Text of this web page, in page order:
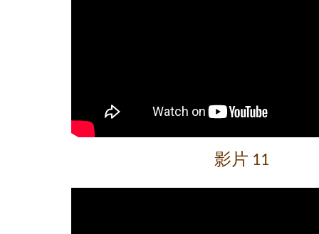
影片 11